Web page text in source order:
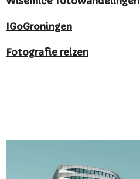
IGoGroningen
Fotografie reizen